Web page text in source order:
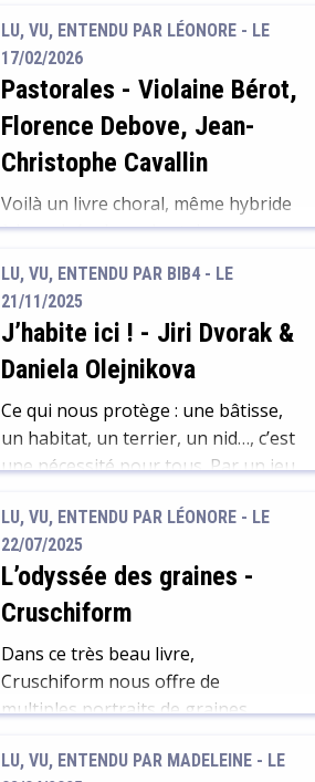
LU, VU, ENTENDU PAR LÉONORE - LE
17/02/2026
Pastorales -Violaine Bérot,
Florence Debove, Jean-
Christophe Cavallin
Voilà un livre choral, même hybride
à la croisée des voix et des genres.
chronique à deux voix de l’élevage
en alpage. Qui parle? La personne
qui lit ne saura pas toujours : celle
qui élève des chèvres, ou celle qui
l’élevage et […]
LU, VU, ENTENDU PAR BIB4 - LE
21/11/2025
J’habite ici ! - Jiri Dvorak &
Daniela Olejnikova
Ce qui nous protège : une bâtisse,
un habitat, un terrier, un nid…, c’est
une nécessité pour tous. Par un jeu
logements, découvre avec ce bel
album la variété de ces espaces,
compare celui du monde animal et
le nôtre. Avec des ressemblances
découvrir par le jeu notre […]
LU, VU, ENTENDU PAR LÉONORE - LE
22/07/2025
L’odyssée des graines -
Cruschiform
Dans ce très beau livre,
Cruschiform nous offre de
multiples portraits de graines.
c’est l’occasion de (re)découvrir leur
LU, VU, ENTENDU PAR MADELEINE - LE